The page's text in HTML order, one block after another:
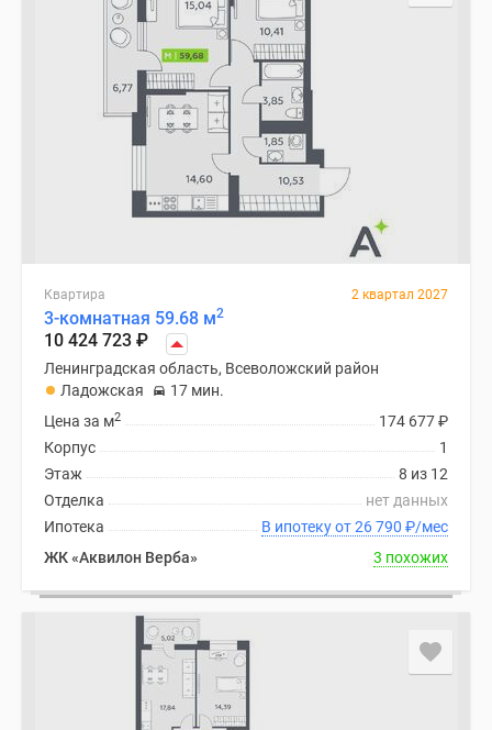
Квартира 2 квартал 2027
3-комнатная 59.68 м2
10 424 723 ₽
Ленинградская область, Всеволожский район
Ладожская
17 мин.
174 677₽
Цена за м2
1
Корпус
8 из 12
Этаж
нет данных
Отделка
В ипотеку от 26 790 ₽/мес
Ипотека
ЖК «Аквилон Верба»
3 похожих